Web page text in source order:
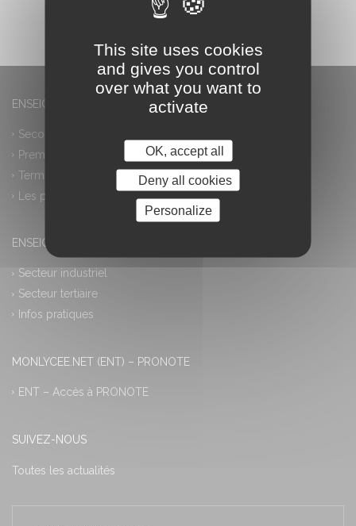
ENSEIGNEMENT GÉNÉRAL
Seconde générale et technologique
Première générale
Terminale générale
Les plus
ENSEIGNEMENT PROFESSIONNEL
Secteur industriel
Secteur tertiaire
Infos pratiques
MONLYCEE.NET (ENT) – PRONOTE
ENT – Accès à PRONOTE
SUIVEZ-NOUS
Toutes les actualités
This site uses cookies
and gives you control
over what you want to
activate
OK, accept all
Deny all cookies
Personalize